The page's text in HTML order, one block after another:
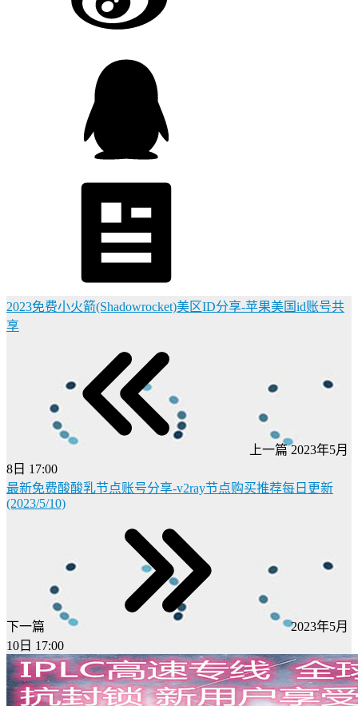
2023免费小火箭(Shadowrocket)美区ID分享-苹果美国id账号共
享
上一篇 2023年5月
8日 17:00
最新免费酸酸乳节点账号分享-v2ray节点购买推荐每日更新
(2023/5/10)
下一篇
2023年5月
10日 17:00